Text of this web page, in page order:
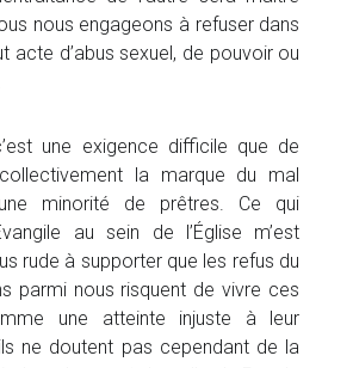
nous engageons à refuser dans
acte d’abus sexuel, de pouvoir ou
une exigence difficile que de
la marque du mal
minorité de prêtres. Ce qui
au sein de l’Église m’est
rude à supporter que les refus du
parmi nous risquent de vivre ces
une atteinte injuste à leur
ne doutent pas cependant de la